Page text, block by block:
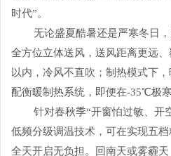
时代”。
无论盛夏酷暑还是严寒冬日
全方位立体送风，送风距离更远
以内，冷风不直吹；制热模式下
配衡暖制热系统，即便在-35℃极
针对春秋季“开窗怕过敏、开
低频分级调温技术，可在实现五
全天开启无负担。回南天或雾霾